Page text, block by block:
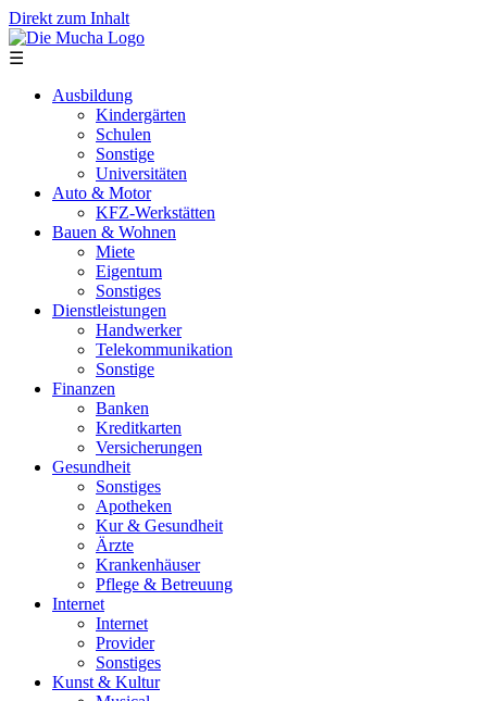
Direkt zum Inhalt
☰
Ausbildung
Kindergärten
Schulen
Sonstige
Universitäten
Auto & Motor
KFZ-Werkstätten
Bauen & Wohnen
Miete
Eigentum
Sonstiges
Dienstleistungen
Handwerker
Telekommunikation
Sonstige
Finanzen
Banken
Kreditkarten
Versicherungen
Gesundheit
Sonstiges
Apotheken
Kur & Gesundheit
Ärzte
Krankenhäuser
Pflege & Betreuung
Internet
Internet
Provider
Sonstiges
Kunst & Kultur